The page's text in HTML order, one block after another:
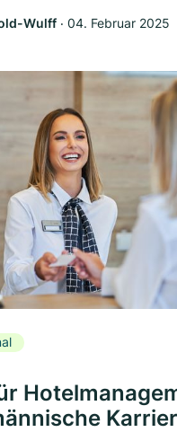
Wulff ‧ 04. Februar 2025